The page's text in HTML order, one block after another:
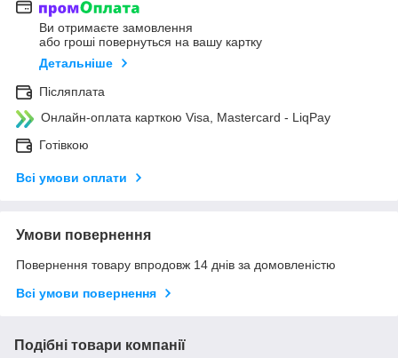
Ви отримаєте замовлення
або гроші повернуться на вашу картку
Детальніше
Післяплата
Онлайн-оплата карткою Visa, Mastercard - LiqPay
Готівкою
Всі умови оплати
Умови повернення
Повернення товару впродовж 14 днів за домовленістю
Всі умови повернення
Подібні товари компанії